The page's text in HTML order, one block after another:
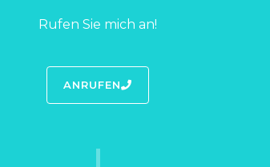
Rufen Sie mich an!
ANRUFEN